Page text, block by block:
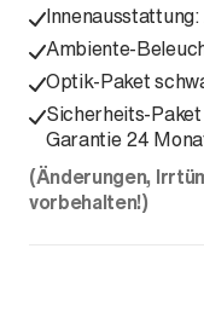
Ambiente-
Optik-Paket
Sicherheits-Paket
Garantie 24
(Änderungen,
vorbehalten!)